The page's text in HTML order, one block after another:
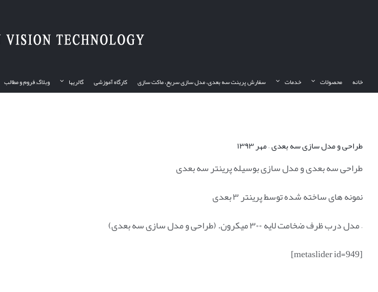
خانه محصولات خدمات سفارش پرینت سه بعدی، مدل سازی سریع، ماکت سازی کارگاه آموزشی گالریها وبلاگ, فروم و مطالب
طراحی و مدل سازی سه بعدی – مهر ۱۳۹۳
طراحی سه بعدی و مدل سازی بوسیله پرینتر سه بعدی
نمونه های ساخته شده توسط پرینتر ۳ بعدی
– مدل درب ظرف ضخامت لایه ۳۰۰ میکرون. (طراحی و مدل سازی سه بعدی)
[metaslider id=949]